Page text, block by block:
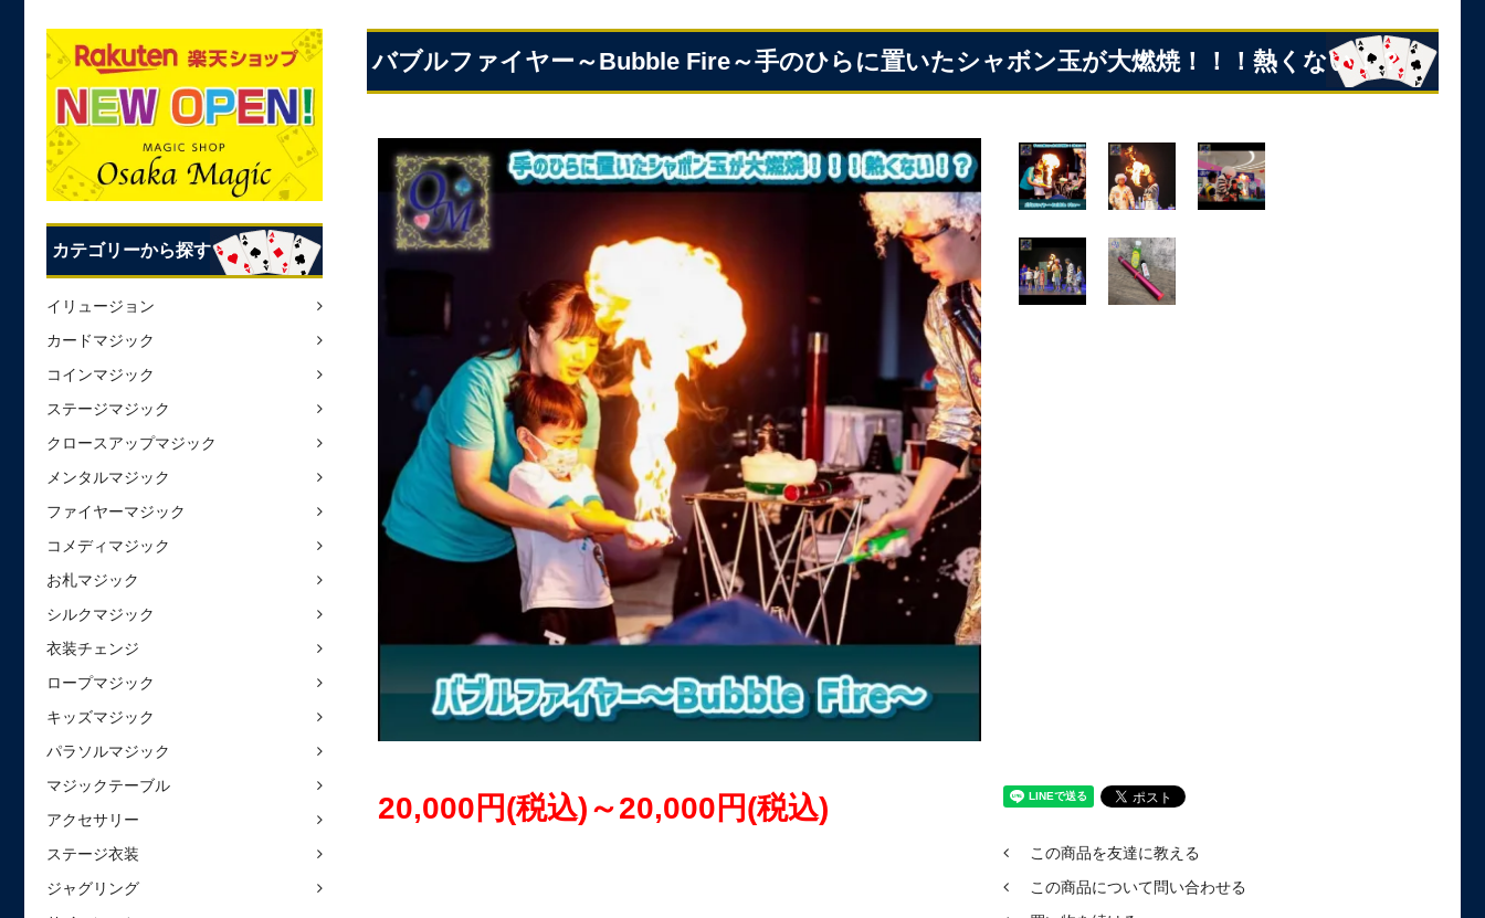
カテゴリーから探す
イリュージョン
カードマジック
コインマジック
ステージマジック
クロースアップマジック
メンタルマジック
ファイヤーマジック
コメディマジック
お札マジック
シルクマジック
衣装チェンジ
ロープマジック
キッズマジック
パラソルマジック
マジックテーブル
アクセサリー
ステージ衣装
ジャグリング
バブルファイヤー～Bubble Fire～手のひらに置いたシャボン玉が大燃焼！！！熱くない！？
20,000円(税込)～20,000円(税込)
この商品を友達に教える
この商品について問い合わせる